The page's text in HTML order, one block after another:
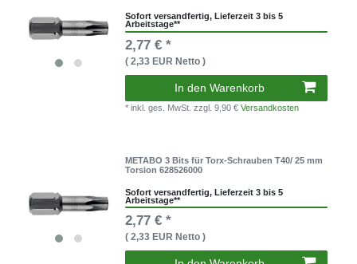
Sofort versandfertig, Lieferzeit 3 bis 5
Arbeitstage**
2,77 € *
( 2,33 EUR Netto )
In den Warenkorb
* inkl. ges. MwSt.zzgl. 9,90 €Versandkosten
METABO 3 Bits für Torx-Schrauben T40/ 25 mm
Torsion 628526000
Sofort versandfertig, Lieferzeit 3 bis 5
Arbeitstage**
2,77 € *
( 2,33 EUR Netto )